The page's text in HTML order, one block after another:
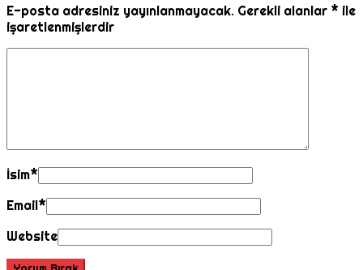
E-posta adresiniz yayınlanmayacak. Gerekli alanlar * ile
işaretlenmişlerdir
İsim*
Email*
Website